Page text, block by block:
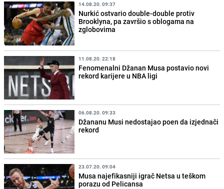
14.08.20. 09:37
Nurkić ostvario double-double protiv
Brooklyna, pa završio s oblogama na
zglobovima
11.08.20. 22:18
Fenomenalni Džanan Musa postavio novi
rekord karijere u NBA ligi
06.08.20. 09:33
Džananu Musi nedostajao poen da izjednači
rekord
23.07.20. 09:04
Musa najefikasniji igrač Netsa u teškom
porazu od Pelicansa